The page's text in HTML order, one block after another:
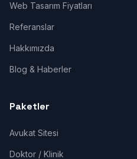
Web Tasarım Fiyatları
Referanslar
Hakkımızda
Blog & Haberler
Paketler
Avukat Sitesi
Doktor / Klinik